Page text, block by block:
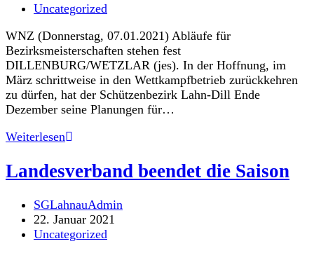
veröffentlicht:
Beitrags-
Uncategorized
WNZ (Donnerstag, 07.01.2021) Abläufe für
Bezirksmeisterschaften stehen fest
DILLENBURG/WETZLAR (jes). In der Hoffnung, im
März schrittweise in den Wettkampfbetrieb zurückkehren
zu dürfen, hat der Schützenbezirk Lahn-Dill Ende
Dezember seine Planungen für…
WeiterlesenSchützen
Pläne
für
Titelkämpfe
Landesverband beendet die Saison
Beitrags-
Autor:
SGLahnauAdmin
Beitrag
veröffentlicht:
22. Januar 2021
Beitrags-
Uncategorized